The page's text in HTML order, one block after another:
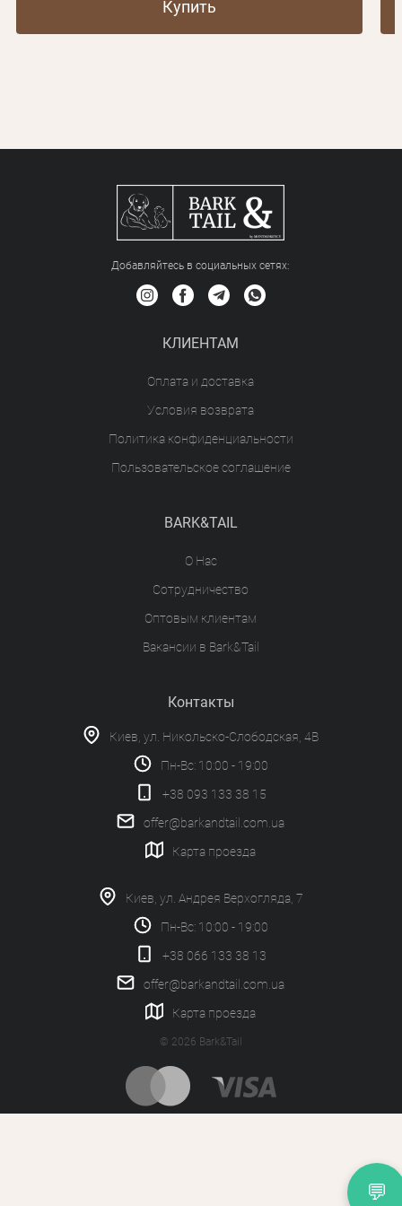
Купить
Добавляйтесь в социальных сетяx:
КЛИЕНТАМ
Оплата и доставка
Условия возврата
Политика конфиденциальности
Пользовательское соглашение
BARK&TAIL
О Нас
Сотрудничество
Оптовым клиентам
Вакансии в Bark&Tail
Контакты
Киев, ул. Никольско-Слободская, 4В
Пн-Вс: 10:00 - 19:00
+38 093 133 38 15
offer@barkandtail.com.ua
Карта проезда
Киев, ул. Андрея Верхогляда, 7
Пн-Вс: 10:00 - 19:00
+38 066 133 38 13
offer@barkandtail.com.ua
Карта проезда
© 2026 Bark&Tail
💬